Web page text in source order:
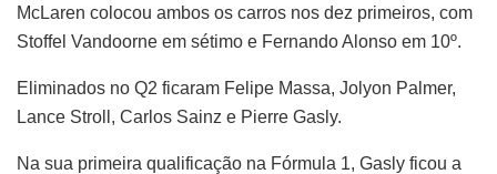
McLaren colocou ambos os carros nos dez primeiros, com
Stoffel Vandoorne em sétimo e Fernando Alonso em 10º.
Eliminados no Q2 ficaram Felipe Massa, Jolyon Palmer,
Lance Stroll, Carlos Sainz e Pierre Gasly.
Na sua primeira qualificação na Fórmula 1, Gasly ficou a